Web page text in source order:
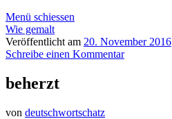
Menü schiessen
Wie gemalt
Veröffentlicht am 20. November 2016
Schreibe einen Kommentar
beherzt
von deutschwortschatz